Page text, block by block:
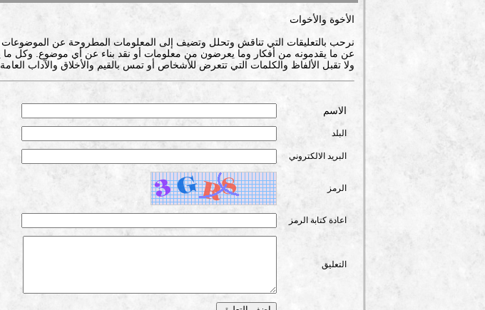
الأخوة والأخوات
نرحب بالتعليقات التي تناقش وتحلل وتضيف إلى المعلومات المطروحة عن
عن ما يقدمونه من أفكار وما يعرضون من معلومات أو نقد بناء عن أي موضوع. وكل ما
ولا تقبل الألفاظ والكلمات التي تتعرض للأشخاص أو تمس بالقيم والأخلاق والآداب العامة.
الاسم
البلد
البريد الالكتروني
الرمز
اعادة كتابة الرمز
التعليق